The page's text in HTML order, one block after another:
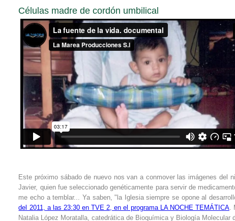
Células madre de cordón umbilical
Este próximo sábado de nuevo nos van a conmover las imágenes del
Javier, quien fue seleccionado genéticamente para servir de
me echo a temblar... Ya saben, "la Iglesia siempre se opone al
del 2011, a las 23:30 en TVE 2, en el programa LA NOCHE TEMÁTICA.
Natalia López Moratalla, catedrática de Bioquímica y Biología